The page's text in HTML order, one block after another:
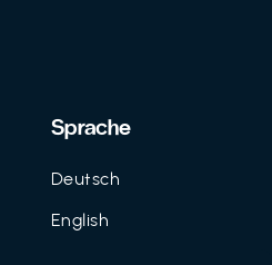
Sprache
Deutsch
English